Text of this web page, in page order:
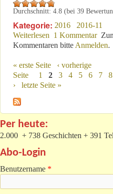
Durchschnitt: 4.8 (bei 39
Kategorie: 2016
2016-11
Weiterlesen über „Der nächste
1 Kommentar
Kommentaren bitte Anmelden.
Seiten
« erste Seite
‹ vorherige
Seite
1 2 3 4 5 6 7 8
›
letzte Seite »
Per heute:
2.000 + 738 Geschichten + 391
Abo-Login
Benutzername *